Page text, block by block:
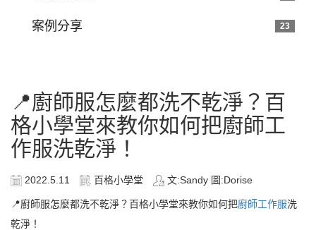
案例分享 23
📍廚師服怎麼都洗不乾淨？百
格小學堂來教你如何把廚師工
作服洗乾淨！
2022.5.11 百格小學堂 文:Sandy 圖:Dorise
📍廚師服怎麼都洗不乾淨？百格小學堂來教你如何把廚師工作服洗
乾淨！